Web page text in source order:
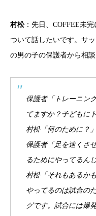
村松：先日、COFFEE未
ついて話したいです。サ
の男の子の保護者から相談
保護者「トレーニン
てますか？子どもに
村松「何のために？」
保護者「足を速くさ
るためにやってるん
村松「それもあるか
やってるのは試合の
グです。試合には爆